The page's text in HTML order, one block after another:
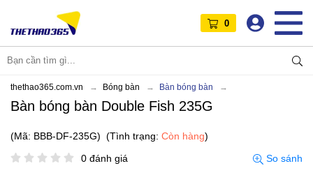
0
thethao365.com.vn Bóng bàn Bàn bóng bàn
Bàn bóng bàn Double Fish 235G
(Mã: BBB-DF-235G) (Tình trạng: Còn hàng)
0 đánh giá
So sánh